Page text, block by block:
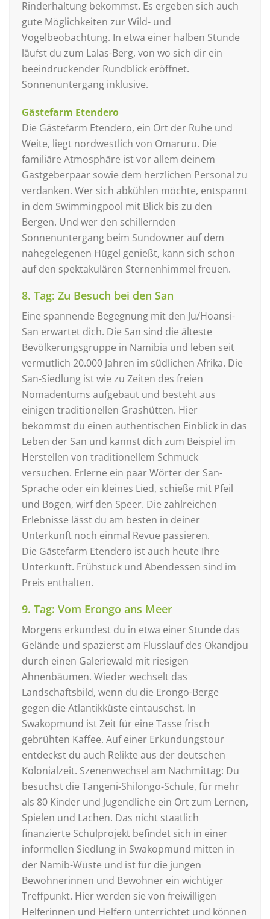
Rinderhaltung bekommst. Es ergeben sich auch
gute Möglichkeiten zur Wild- und
Vogelbeobachtung. In etwa einer halben Stunde
läufst du zum Lalas-Berg, von wo sich dir ein
beeindruckender Rundblick eröffnet.
Sonnenuntergang inklusive.
Gästefarm Etendero
Die Gästefarm Etendero, ein Ort der Ruhe und
Weite, liegt nordwestlich von Omaruru. Die
familiäre Atmosphäre ist vor allem deinem
Gastgeberpaar sowie dem herzlichen Personal zu
verdanken. Wer sich abkühlen möchte, entspannt
in dem Swimmingpool mit Blick bis zu den
Bergen. Und wer den schillernden
Sonnenuntergang beim Sundowner auf dem
nahegelegenen Hügel genießt, kann sich schon
auf den spektakulären Sternenhimmel freuen.
8. Tag: Zu Besuch bei den San
Eine spannende Begegnung mit den Ju/Hoansi-
San erwartet dich. Die San sind die älteste
Bevölkerungsgruppe in Namibia und leben seit
vermutlich 20.000 Jahren im südlichen Afrika. Die
San-Siedlung ist wie zu Zeiten des freien
Nomadentums aufgebaut und besteht aus
einigen traditionellen Grashütten. Hier
bekommst du einen authentischen Einblick in das
Leben der San und kannst dich zum Beispiel im
Herstellen von traditionellem Schmuck
versuchen. Erlerne ein paar Wörter der San-
Sprache oder ein kleines Lied, schieße mit Pfeil
und Bogen, wirf den Speer. Die zahlreichen
Erlebnisse lässt du am besten in deiner
Unterkunft noch einmal Revue passieren.
Die Gästefarm Etendero ist auch heute Ihre
Unterkunft. Frühstück und Abendessen sind im
Preis enthalten.
9. Tag: Vom Erongo ans Meer
Morgens erkundest du in etwa einer Stunde das
Gelände und spazierst am Flusslauf des Okandjou
durch einen Galeriewald mit riesigen
Ahnenbäumen. Wieder wechselt das
Landschaftsbild, wenn du die Erongo-Berge
gegen die Atlantikküste eintauschst. In
Swakopmund ist Zeit für eine Tasse frisch
gebrühten Kaffee. Auf einer Erkundungstour
entdeckst du auch Relikte aus der deutschen
Kolonialzeit. Szenenwechsel am Nachmittag: Du
besuchst die Tangeni-Shilongo-Schule, für mehr
als 80 Kinder und Jugendliche ein Ort zum Lernen,
Spielen und Lachen. Das nicht staatlich
finanzierte Schulprojekt befindet sich in einer
informellen Siedlung in Swakopmund mitten in
der Namib-Wüste und ist für die jungen
Bewohnerinnen und Bewohner ein wichtiger
Treffpunkt. Hier werden sie von freiwilligen
Helferinnen und Helfern unterrichtet und können